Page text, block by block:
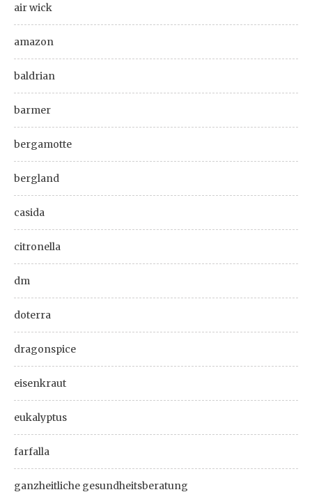
air wick
amazon
baldrian
barmer
bergamotte
bergland
casida
citronella
dm
doterra
dragonspice
eisenkraut
eukalyptus
farfalla
ganzheitliche gesundheitsberatung